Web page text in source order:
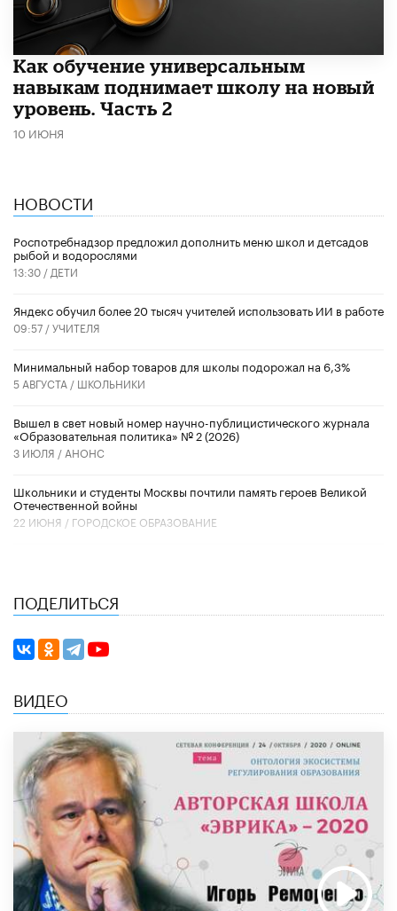
​Как обучение универсальным
навыкам поднимает школу на новый
уровень. Часть 2
10 ИЮНЯ
НОВОСТИ
Роспотребнадзор предложил дополнить меню школ и детсадов
рыбой и водорослями
13:30 / ДЕТИ
​Яндекс обучил более 20 тысяч учителей использовать ИИ в работе
09:57 /УЧИТЕЛЯ
Минимальный набор товаров для школы подорожал на 6,3%
5 АВГУСТА / ШКОЛЬНИКИ
Вышел в свет новый номер научно-публицистического журнала
«Образовательная политика» № 2 (2026)
3 ИЮЛЯ / АНОНС
Школьники и студенты Москвы почтили память героев Великой
Отечественной войны
22 ИЮНЯ / ГОРОДСКОЕ ОБРАЗОВАНИЕ
ПОДЕЛИТЬСЯ
ВИДЕО